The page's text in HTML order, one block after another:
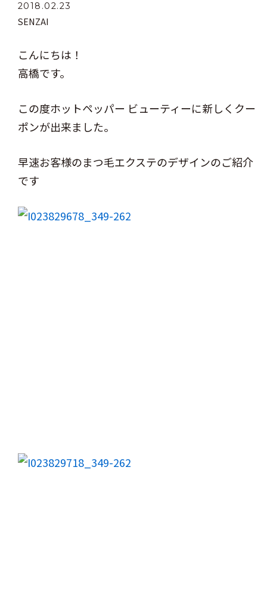
2018.02.23
SENZAI
こんにちは！
高橋です。
この度ホットペッパー ビューティーに新しくクー
ポンが出来ました。
早速お客様のまつ毛エクステのデザインのご紹介
です